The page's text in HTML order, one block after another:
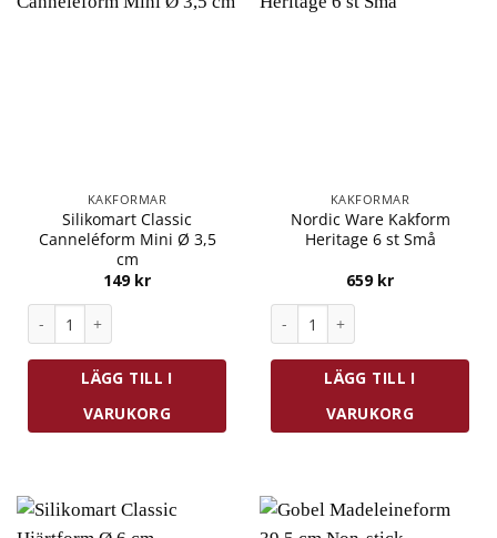
KAKFORMAR
Silikomart Classic
Canneléform Mini Ø 3,5
cm
149 kr
LÄGG TILL I
VARUKORG
KAKFORMAR
Nordic Ware Kakform
Heritage 6 st Små
659 kr
LÄGG TILL I
VARUKORG